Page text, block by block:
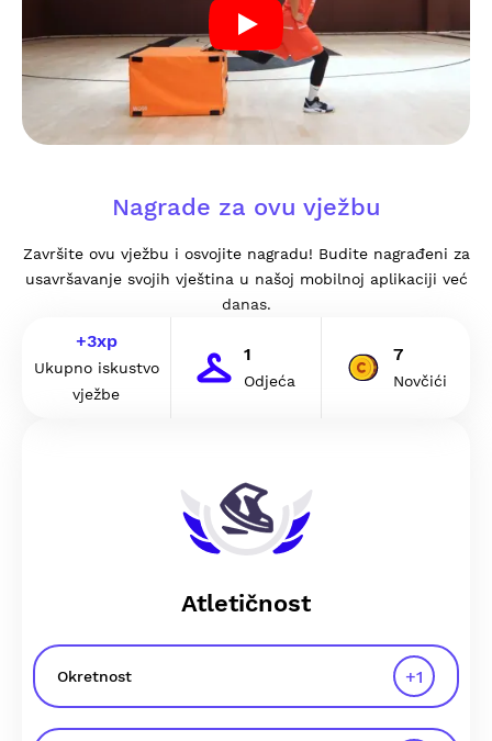
Nagrade za ovu vježbu
Završite ovu vježbu i osvojite nagradu! Budite nagrađeni za
usavršavanje svojih vještina u našoj mobilnoj aplikaciji već
danas.
+3xp
Ukupno iskustvo
vježbe
1
Odjeća
7
Novčići
Atletičnost
Okretnost +1